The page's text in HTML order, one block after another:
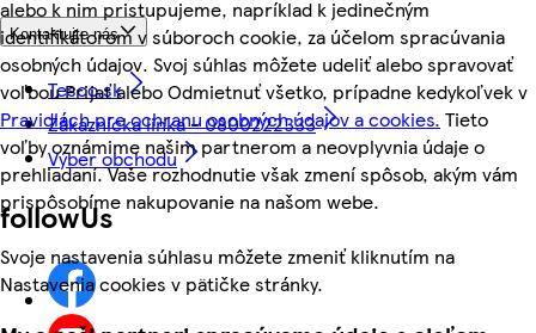
alebo k nim pristupujeme, napríklad k jedinečným
identifikátorom v súboroch cookie, za účelom spracúvania
osobných údajov. Svoj súhlas môžete udeliť alebo spravovať
voľbou Prijať alebo Odmietnuť všetko, prípadne kedykoľvek v
Pravidlách pre ochranu osobných údajov a cookies. Tieto
voľby oznámime našim partnerom a neovplyvnia údaje o
prehliadaní. Vaše rozhodnutie však zmení spôsob, akým vám
prispôsobíme nakupovanie na našom webe.
Svoje nastavenia súhlasu môžete zmeniť kliknutím na
Nastavenia cookies v pätičke stránky.
Kontaktujte nás
Tesco.sk
Zákaznícka linka - 0800222333
Výber obchodu
followUs